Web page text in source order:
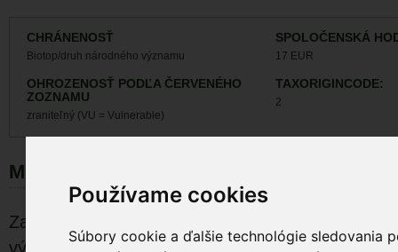
Používame cookies
Súbory cookie a ďalšie technológie sledovania
CHRÁNENOSŤ
Biotop/druh národného významu
SPOLOČENSKÁ
17 EUR
OHROZENOSŤ PODĽA ČERVENÉHO
ZOZNAMU
zraniteľný (VU = Vulnerable)
TAXORIGINCODE:
2
MORFOLÓGIA
Za pozornosť v rámci celého priestoru Lešť stojí
výskyt Lanius collurio v pasienkových biotopoch